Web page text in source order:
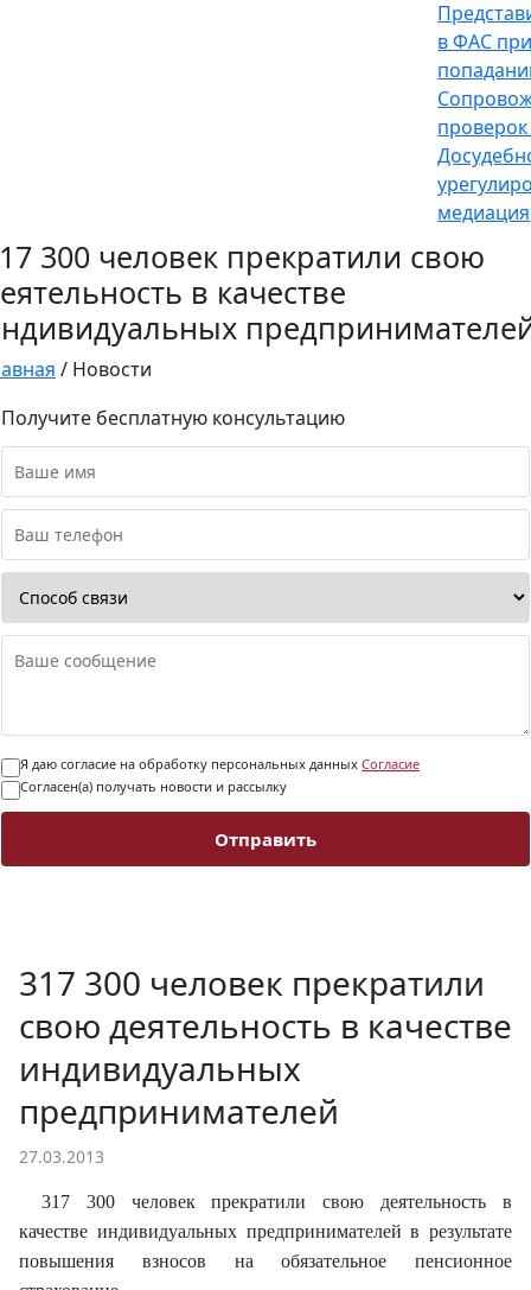
в ФАС
медиация
300 человек прекратили свою
в качестве
/ Новости
Получите бесплатную консультацию
Я даю согласие на обработку персональных данных Согласие
Согласен(а) получать новости и рассылку
Отправить
317 300 человек прекратили
свою деятельность в качестве
индивидуальных
предпринимателей
27.03.2013
317 300 человек прекратили свою деятельность в
качестве индивидуальных предпринимателей в результате
повышения взносов на обязательное пенсионное